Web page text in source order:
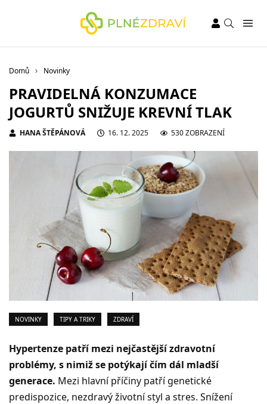
Domů Novinky
PRAVIDELNÁ KONZUMACE
JOGURTŮ SNIŽUJE KREVNÍ TLAK
HANA ŠTĚPÁNOVÁ 16. 12. 2025 530 ZOBRAZENÍ
NOVINKY TIPY A TRIKY ZDRAVÍ
Hypertenze patří mezi nejčastější zdravotní
problémy, s nimiž se potýkají čím dál mladší
generace. Mezi hlavní příčiny patří genetické
predispozice, nezdravý životní styl a stres. Snížení